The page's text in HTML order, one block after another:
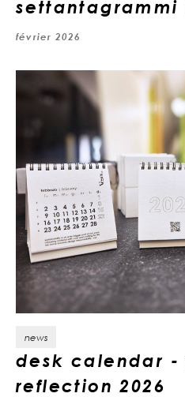
février 2026
news
desk calendar -
reflection 2026